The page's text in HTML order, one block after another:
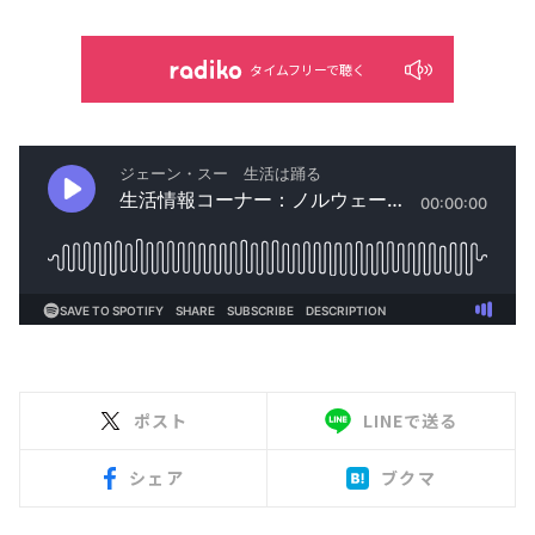
タイムフリーで聴く
ポスト LINEで送る
シェア ブクマ